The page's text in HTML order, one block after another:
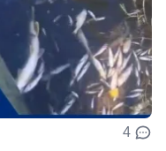
4